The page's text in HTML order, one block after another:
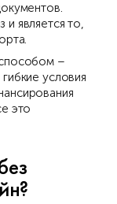
является то,
–
условия
это